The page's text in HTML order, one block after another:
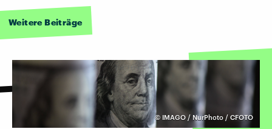
Weitere Beiträge
© IMAGO / NurPhoto / CFOTO